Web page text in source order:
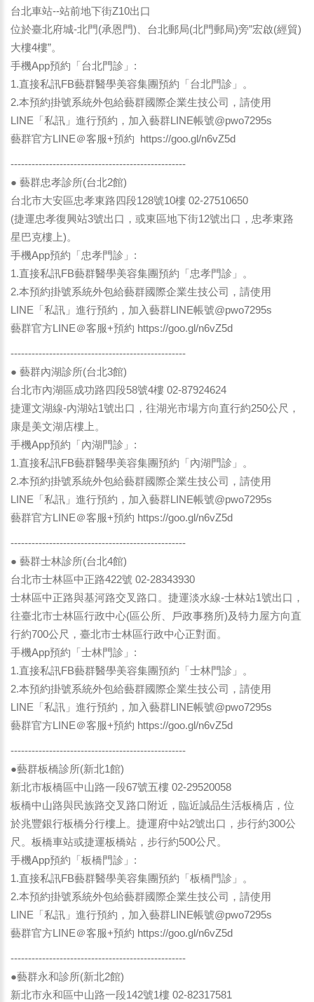
台北車站--站前地下街Z10出口
位於臺北府城-北門(承恩門)、台北郵局(北門郵局)旁”宏啟(經貿)
大樓4樓”。
手機App預約「台北門診」:
1.直接私訊FB藝群醫學美容集團預約「台北門診」。
2.本預約掛號系統外包給藝群國際企業生技公司，請使用
LINE「私訊」進行預約，加入藝群LINE帳號@pwo7295s
藝群官方LINE＠客服+預約 https://goo.gl/n6vZ5d
--------------------------------------------------
● 藝群忠孝診所(台北2館)
台北市大安區忠孝東路四段128號10樓 02-27510650
(捷運忠孝復興站3號出口，或東區地下街12號出口，忠孝東路
星巴克樓上)。
手機App預約「忠孝門診」:
1.直接私訊FB藝群醫學美容集團預約「忠孝門診」。
2.本預約掛號系統外包給藝群國際企業生技公司，請使用
LINE「私訊」進行預約，加入藝群LINE帳號@pwo7295s
藝群官方LINE＠客服+預約 https://goo.gl/n6vZ5d
--------------------------------------------------
● 藝群內湖診所(台北3館)
台北市內湖區成功路四段58號4樓 02-87924624
捷運文湖線-內湖站1號出口，往湖光市場方向直行約250公尺，
康是美文湖店樓上。
手機App預約「內湖門診」:
1.直接私訊FB藝群醫學美容集團預約「內湖門診」。
2.本預約掛號系統外包給藝群國際企業生技公司，請使用
LINE「私訊」進行預約，加入藝群LINE帳號@pwo7295s
藝群官方LINE＠客服+預約 https://goo.gl/n6vZ5d
--------------------------------------------------
● 藝群士林診所(台北4館)
台北市士林區中正路422號 02-28343930
士林區中正路與基河路交叉路口。捷運淡水線-士林站1號出口，
往臺北市士林區行政中心(區公所、戶政事務所)及特力屋方向直
行約700公尺，臺北市士林區行政中心正對面。
手機App預約「士林門診」:
1.直接私訊FB藝群醫學美容集團預約「士林門診」。
2.本預約掛號系統外包給藝群國際企業生技公司，請使用
LINE「私訊」進行預約，加入藝群LINE帳號@pwo7295s
藝群官方LINE＠客服+預約 https://goo.gl/n6vZ5d
--------------------------------------------------
●藝群板橋診所(新北1館)
新北市板橋區中山路一段67號五樓 02-29520058
板橋中山路與民族路交叉路口附近，臨近誠品生活板橋店，位
於兆豐銀行板橋分行樓上。捷運府中站2號出口，步行約300公
尺。板橋車站或捷運板橋站，步行約500公尺。
手機App預約「板橋門診」:
1.直接私訊FB藝群醫學美容集團預約「板橋門診」。
2.本預約掛號系統外包給藝群國際企業生技公司，請使用
LINE「私訊」進行預約，加入藝群LINE帳號@pwo7295s
藝群官方LINE＠客服+預約 https://goo.gl/n6vZ5d
--------------------------------------------------
●藝群永和診所(新北2館)
新北市永和區中山路一段142號1樓 02-82317581